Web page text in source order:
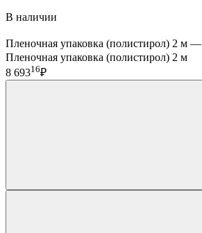
В наличии
Пленочная упаковка (полистирол) 2 м —
Пленочная упаковка (полистирол) 2 м
8 69316₽